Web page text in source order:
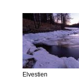
Elvestien